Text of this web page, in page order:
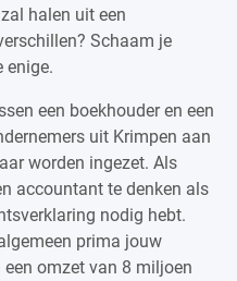
halen uit een
Schaam je
enige.
een boekhouder en een
uit Krimpen aan
worden ingezet. Als
accountant te denken als
nodig hebt.
prima jouw
omzet van 8 miljoen